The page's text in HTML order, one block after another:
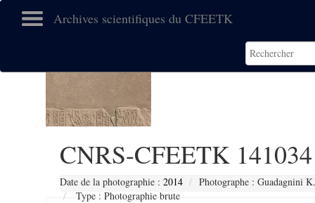
Archives scientifiques du CFEETK
CNRS-CFEETK 141034
Date de la photographie : 2014
Photographe : Guadagnini K.
Type : Photographie brute